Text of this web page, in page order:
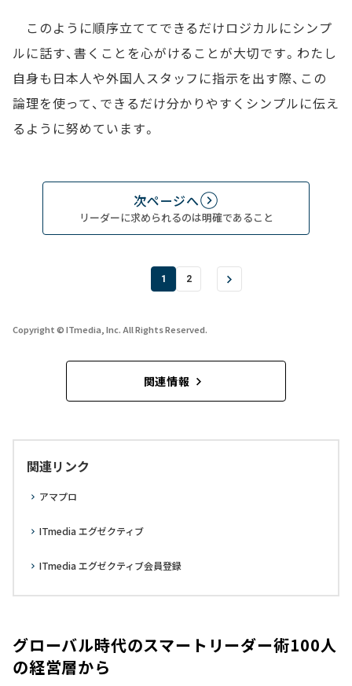
このように順序立ててできるだけロジカルにシンプ
ルに話す、書くことを心がけることが大切です。わたし
自身も日本人や外国人スタッフに指示を出す際、この
論理を使って、できるだけ分かりやすくシンプルに伝え
るように努めています。
次ページへ
リーダーに求められるのは明確であること
1 2
Copyright © ITmedia, Inc. All Rights Reserved.
関連情報
関連リンク
アマプロ
ITmedia エグゼクティブ
ITmedia エグゼクティブ会員登録
グローバル時代のスマートリーダー術――100人
の経営層から